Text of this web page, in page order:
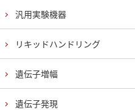
汎用実験機器
リキッドハンドリング
遺伝子増幅
遺伝子発現